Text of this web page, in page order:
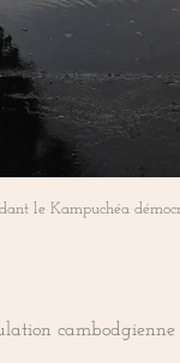
le Kampuchéa